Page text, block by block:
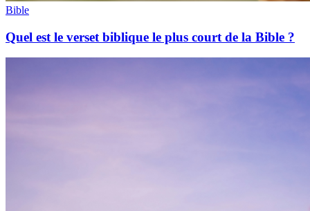
Bible
Quel est le verset biblique le plus court de la Bible ?